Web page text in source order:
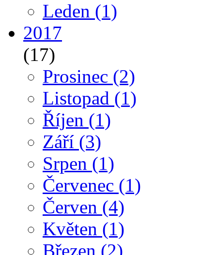
Leden (1)
2017
(17)
Prosinec (2)
Listopad (1)
Říjen (1)
Září (3)
Srpen (1)
Červenec (1)
Červen (4)
Květen (1)
Březen (2)